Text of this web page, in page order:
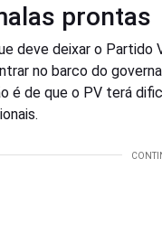
prontas
deve deixar o Partido
no barco do
é de que o PV terá